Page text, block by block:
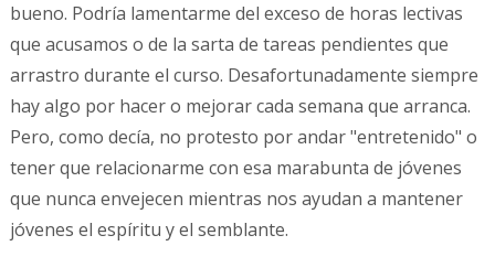
bueno. Podría lamentarme del exceso de horas lectivas
que acusamos o de la sarta de tareas pendientes que
arrastro durante el curso. Desafortunadamente siempre
hay algo por hacer o mejorar cada semana que arranca.
Pero, como decía, no protesto por andar "entretenido" o
tener que relacionarme con esa marabunta de jóvenes
que nunca envejecen mientras nos ayudan a mantener
jóvenes el espíritu y el semblante.